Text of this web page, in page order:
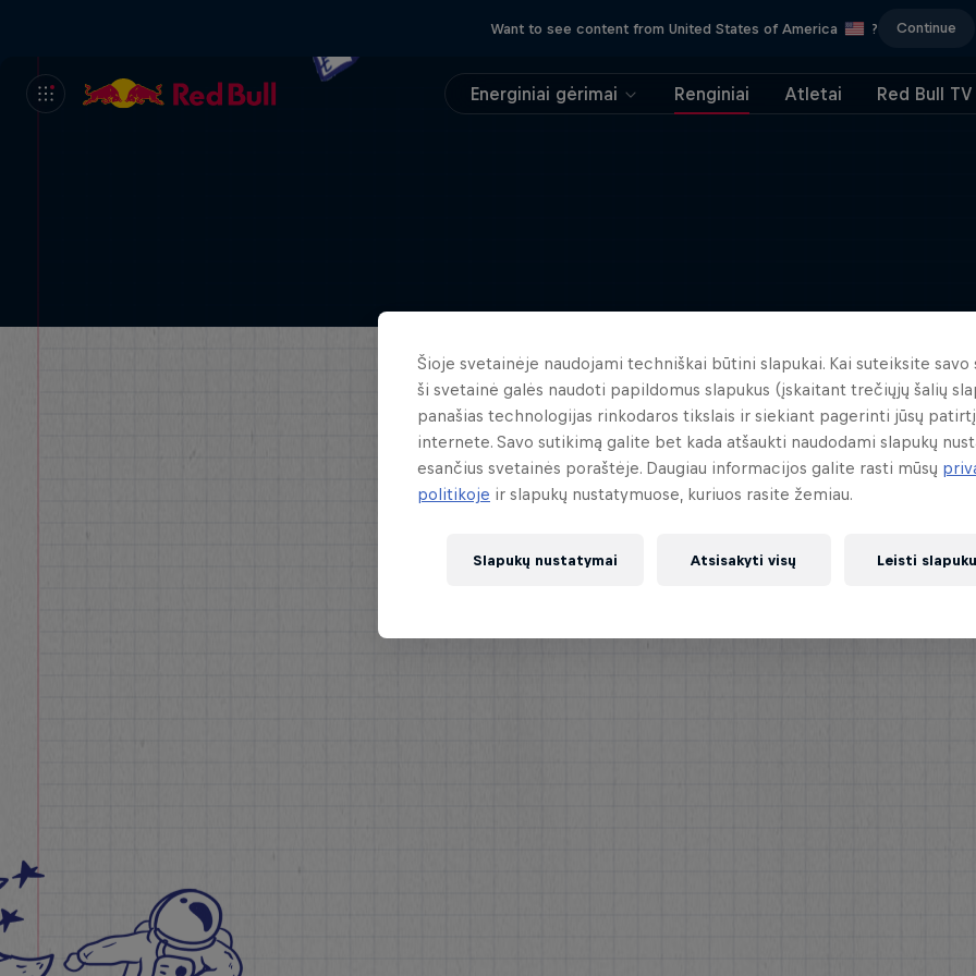
Want to see content from United States of America ? Continue
Energiniai gėrimai Renginiai Atletai Red Bull TV
Šioje svetainėje naudojami techniškai būtini slapukai. Kai suteiksite savo
ši svetainė galės naudoti papildomus slapukus (įskaitant trečiųjų šalių
panašias technologijas rinkodaros tikslais ir siekiant pagerinti jūsų patirtį
internete. Savo sutikimą galite bet kada atšaukti naudodami slapukų
esančius svetainės poraštėje. Daugiau informacijos galite rasti mūsų
politikoje ir slapukų nustatymuose, kuriuos rasite žemiau.
Slapukų nustatymai Atsisakyti visų Leisti